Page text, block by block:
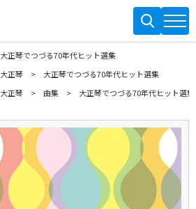
大正琴でつづる70年代ヒット選集
大正琴
大正琴でつづる70年代ヒット選集
大正琴 曲集 大正琴でつづる70年代ヒット選集